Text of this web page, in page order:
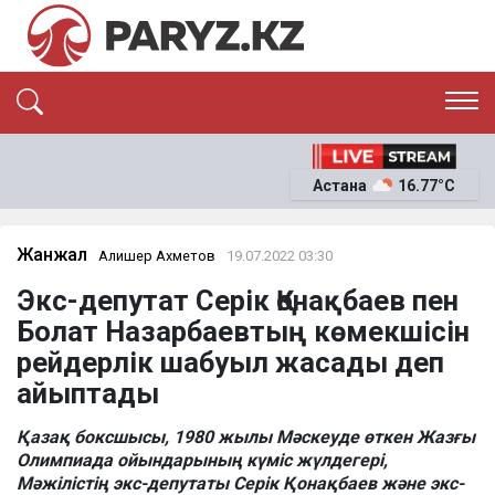
ЭКОНОМИКА
ОҚИҒА
News
Астана 16.77°C
Жанжал Алишер Ахметов 19.07.2022 03:30
Экс-депутат Серік Қонақбаев пен
Болат Назарбаевтың көмекшісін
рейдерлік шабуыл жасады деп
айыптады
Қазақ боксшысы, 1980 жылы Мәскеуде өткен Жазғы
Олимпиада ойындарының күміс жүлдегері,
Мәжілістің экс-депутаты Серік Қонақбаев және экс-